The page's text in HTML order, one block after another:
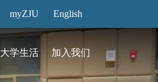
myZJU English
大学生活 加入我们